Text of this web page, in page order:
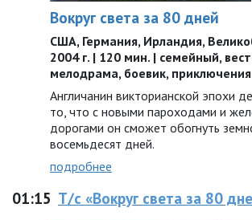
Вокруг света за 80 дней
США, Германия, Ирландия,
2004 г. | 120 мин. | семейный,
мелодрама, боевик, приключения
Англичанин викторианской эпохи
то, что с новыми пароходами и
дорогами он сможет обогнуть
восемьдесят дней.
подробнее
01:15 Т/с «Вокруг света за 80